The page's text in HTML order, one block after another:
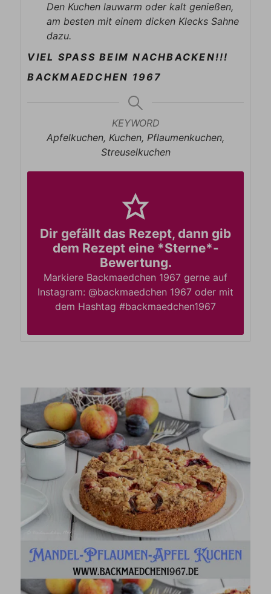
Den Kuchen lauwarm oder kalt genießen,
am besten mit einem dicken Klecks Sahne
dazu.
VIEL SPASS BEIM NACHBACKEN!!!
BACKMAEDCHEN 1967
KEYWORD
Apfelkuchen, Kuchen, Pflaumenkuchen,
Streuselkuchen
Dir gefällt das Rezept, dann gib
dem Rezept eine *Sterne*-
Bewertung.
Markiere Backmaedchen 1967 gerne auf
Instagram: @backmaedchen 1967 oder mit
dem Hashtag #backmaedchen1967